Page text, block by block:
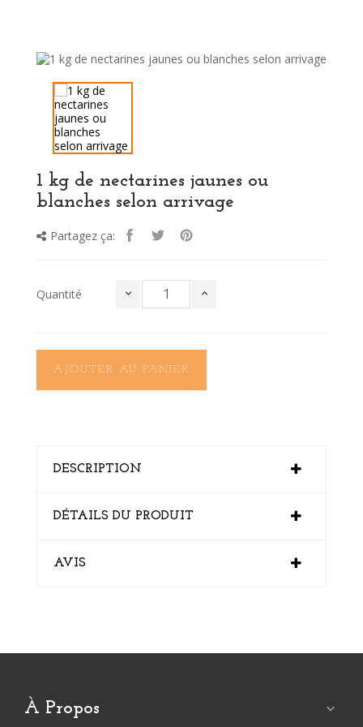
1 kg de nectarines jaunes ou
blanches selon arrivage
Partagez ça:
Quantité
AJOUTER AU PANIER
DESCRIPTION
DÉTAILS DU PRODUIT
AVIS
À Propos 